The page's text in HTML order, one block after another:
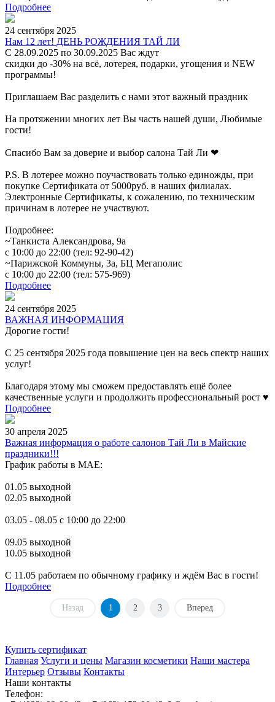
Подробнее
24 сентября 2025
Нам 12 лет! ДЕНЬ РОЖДЕНИЯ ТАЙ ЛИ
С 28.09.2025 по 30.09.2025 Вас ждут
скидки до -30% на всё, лотерея, подарки, угощения и NEW
программы!
Приглашаем Вас разделить с нами этот важный праздник
На протяжении многих лет Вы часть нашей души, Любимые
гости!
Спасибо Вам за доверие и выбор салона Тай Ли ❤
P.S. В лотерее можно поучаствовать только единожды, при
покупке Сертификата от 5000руб. в наших филиалах.
Электронные Сертификаты, к сожалению, по техническим
причинам в лотерее не участвуют.
Подробнее:
~Танкиста Александрова, 9а
с 10:00 до 22:00 (тел: 92-90-42)
~Парижской Коммуны, 3а, БЦ Мегаполис
с 10:00 до 22:00 (тел: 575-969)
Подробнее
24 сентября 2025
ВАЖНАЯ ИНФОРМАЦИЯ
Дорогие гости!
С 25 сентября 2025 года повышение цен на весь спектр наших
услуг!
Благодаря этому мы сможем предоставлять ещё более
качественные услуги и продолжить профессиональный рост ♥️
Подробнее
30 апреля 2025
Важная информация о работе салонов Тай Ли в Майские
праздники!!!
График работы в МАЕ:
01.05 выходной
02.05 выходной
03.05 - 08.05 с 10:00 до 22:00
09.05 выходной
10.05 выходной
С 11.05 работаем по обычному графику и ждём Вас в гости!
Подробнее
Назад 1 2 3 Вперед
Купить сертификат
Главная Услуги и цены Магазин косметики Наши мастера
Интерьер Отзывы Контакты
Наши контакты
Телефон: